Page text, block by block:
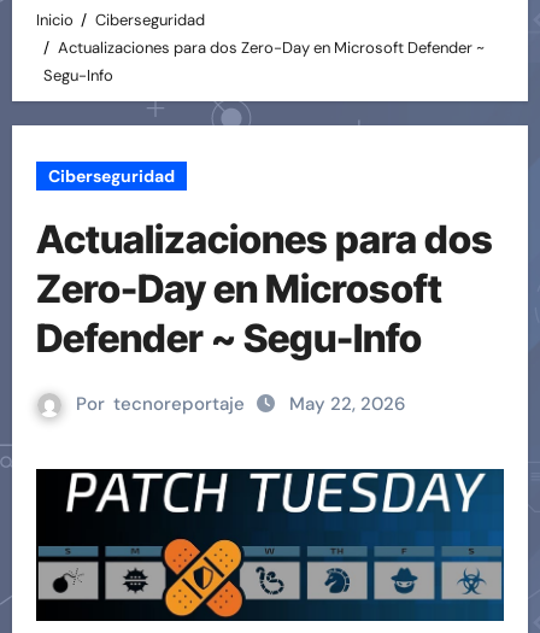
Inicio
Ciberseguridad
Actualizaciones para dos Zero-Day en Microsoft Defender ~
Segu-Info
Ciberseguridad
Actualizaciones para dos
Zero-Day en Microsoft
Defender ~ Segu-Info
Por tecnoreportaje May 22, 2026